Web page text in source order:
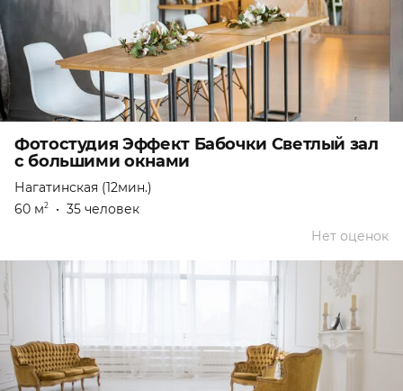
Фотостудия Эффект Бабочки Светлый зал
с большими окнами
Нагатинская (12мин.)
60 м2 • 35 человек
Нет оценок